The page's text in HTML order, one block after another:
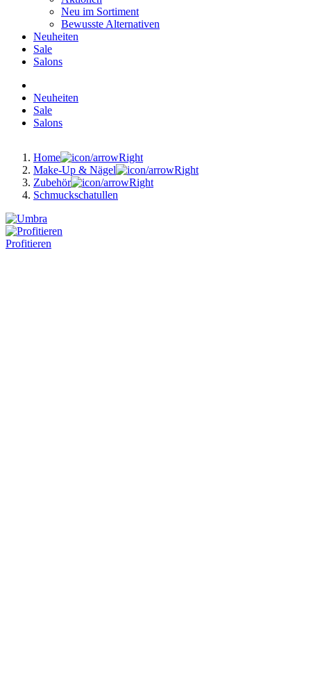
Neu im Sortiment
Bewusste Alternativen
Neuheiten
Sale
Salons
Neuheiten
Sale
Salons
Home
Make-Up & Nägel
Zubehör
Schmuckschatullen
Profitieren